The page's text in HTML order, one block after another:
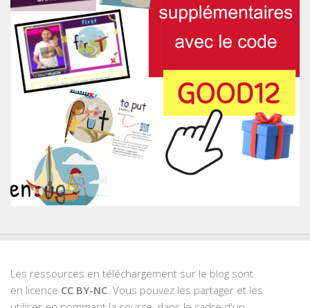
Les ressources en téléchargement sur le blog sont
en licence CC BY-NC. Vous pouvez les partager et les